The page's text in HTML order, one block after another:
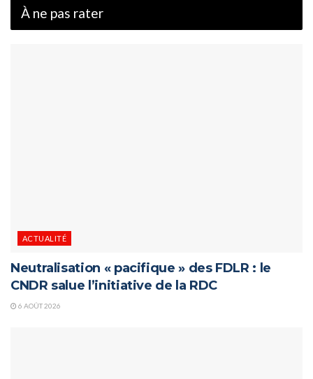
À ne pas rater
ACTUALITÉ
Neutralisation « pacifique » des FDLR : le
CNDR salue l’initiative de la RDC
6 AOÛT 2026